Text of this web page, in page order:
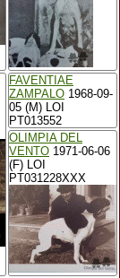
FAVENTIAE
ZAMPALO 1968-09-
05 (M) LOI
PT013552
OLIMPIA DEL
VENTO 1971-06-06
(F) LOI
PT031228XXX